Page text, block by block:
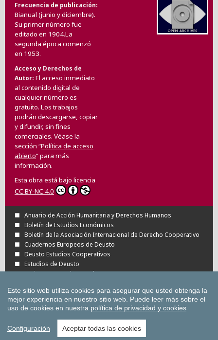
Frecuencia de publicación
Bianual (junio y diciembre).
Su primer número fue
editado en 1904.La
segunda época comenzó
en 1953.
Acceso y Derechos de
Autor El acceso inmediato
al contenido digital de
cualquier número es
gratuito. Los trabajos
podrán descargarse, copiar
y difundir, sin fines
comerciales. Véase la
sección “Política de acceso
abierto” para más
información.
Esta obra está bajo licencia
CC BY-NC 4.0
Anuario de Acción Humanitaria y Derechos Humanos
Boletín de Estudios Económicos
Boletín de la Asociación Internacional de Derecho Cooperativo
Cuadernos Europeos de Deusto
Deusto Estudios Cooperativos
Estudios de Deusto
Revista Deusto de Derechos Humanos
Todas las Revistas Científicas de Deusto en
OJS
Todas las publicaciones de la Universidad
de Deusto
Copyright © Universidad de Deusto
Este sitio web utiliza cookies para asegurar que usted obtenga la
mejor experiencia en nuestro sitio web. Puede leer más sobre el
uso de cookies en nuestra política de privacidad y cookies
Configuración Aceptar todas las cookies